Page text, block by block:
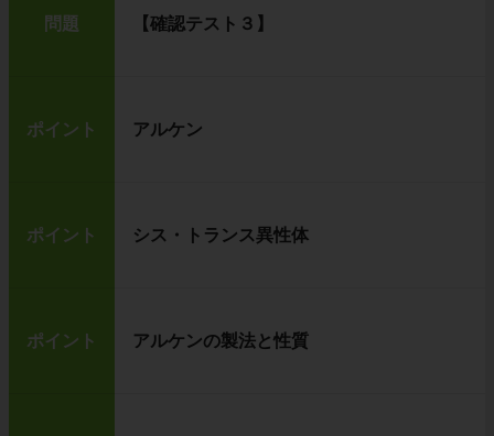
問題 【確認テスト３】
ポイント アルケン
ポイント シス・トランス異性体
ポイント アルケンの製法と性質